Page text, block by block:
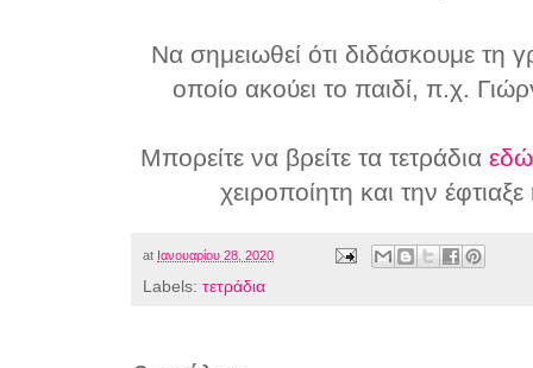
Να σημειωθεί ότι διδάσκουμε τη
οποίο ακούει το παιδί, π.χ.
Μπορείτε να βρείτε τα τετράδιαεδώ
χειροποίητη και την
at Ιανουαρίου 28, 2020
Labels: τετράδια